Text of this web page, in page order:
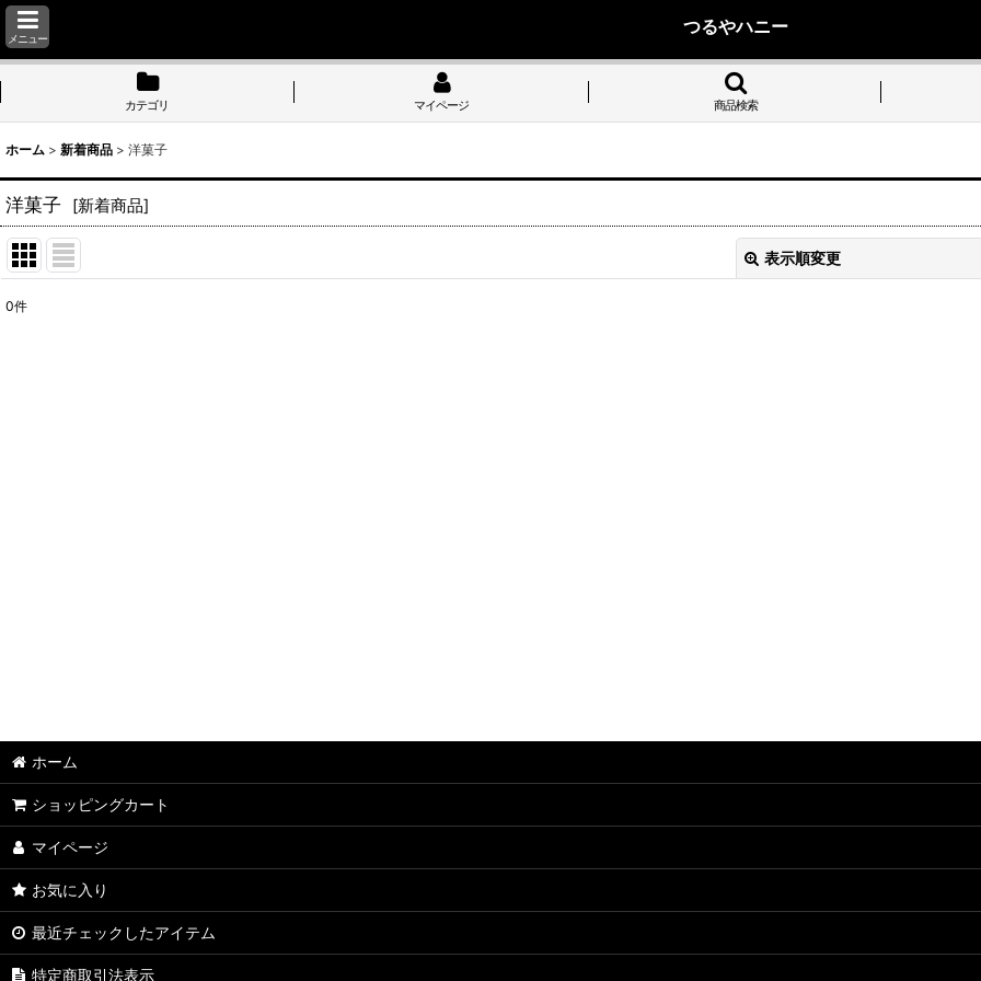
メニュー
つるやハニー
カテゴリ マイページ 商品検索
ホーム > 新着商品 > 洋菓子
洋菓子 [新着商品]
表示順変更
0件
ホーム
ショッピングカート
マイページ
お気に入り
最近チェックしたアイテム
特定商取引法表示